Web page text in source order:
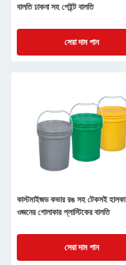
বালতি ঢাকনা সহ পেইন্ট বালতি
সেরা দাম পান
কাস্টমাইজড কভার রঙ সহ টেকসই হালকা
ওজনের গোলাকার প্লাস্টিকের বালতি
সেরা দাম পান